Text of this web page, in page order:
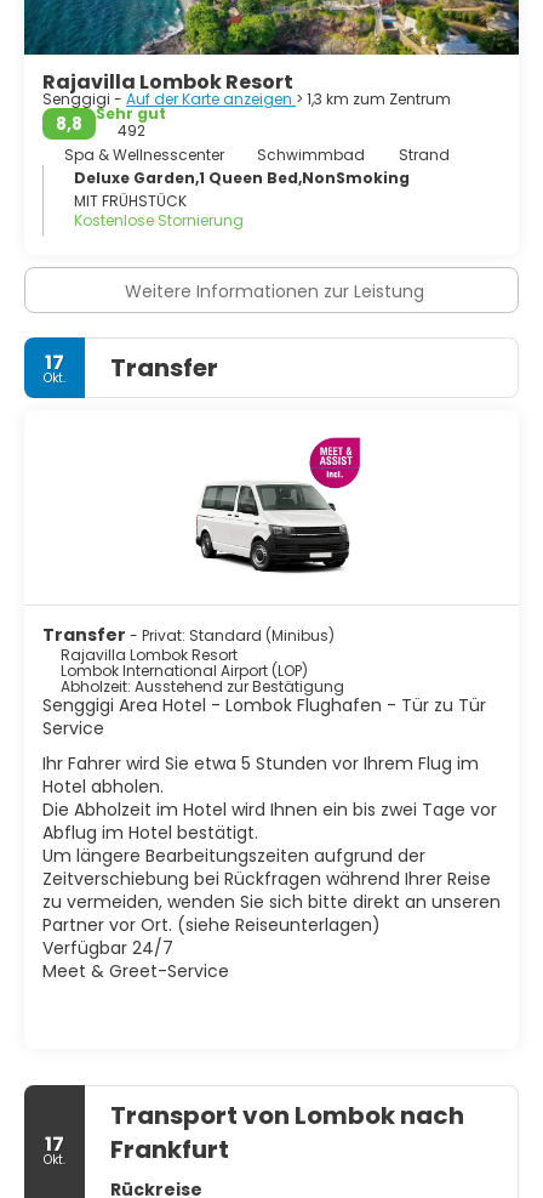
schwimmbar sein.
Rajavilla Lombok Resort
Senggigi - Auf der Karte anzeigen > 1,3 km zum Zentrum
8,8
Sehr gut
492
Spa & Wellnesscenter
Schwimmbad
Strand
Deluxe Garden,1 Queen Bed,NonSmoking
MIT FRÜHSTÜCK
Kostenlose Stornierung
Weitere Informationen zur Leistung
17
Okt. Transfer
Transfer - Privat: Standard (Minibus)
Rajavilla Lombok Resort
Lombok International Airport (LOP)
Abholzeit: Ausstehend zur Bestätigung
Senggigi Area Hotel - Lombok Flughafen - Tür zu Tür
Service
Ihr Fahrer wird Sie etwa 5 Stunden vor Ihrem Flug im
Hotel abholen.
Die Abholzeit im Hotel wird Ihnen ein bis zwei Tage vor
Abflug im Hotel bestätigt.
Um längere Bearbeitungszeiten aufgrund der
Zeitverschiebung bei Rückfragen während Ihrer Reise
zu vermeiden, wenden Sie sich bitte direkt an unseren
Partner vor Ort. (siehe Reiseunterlagen)
Verfügbar 24/7
Meet & Greet-Service
17
Okt.
Transport von Lombok nach
Frankfurt
Rückreise